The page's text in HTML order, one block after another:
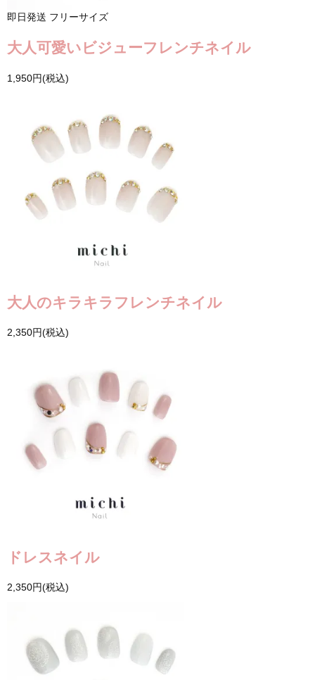
即日発送 フリーサイズ
大人可愛いビジューフレンチネイル
1,950円(税込)
大人のキラキラフレンチネイル
2,350円(税込)
ドレスネイル
2,350円(税込)